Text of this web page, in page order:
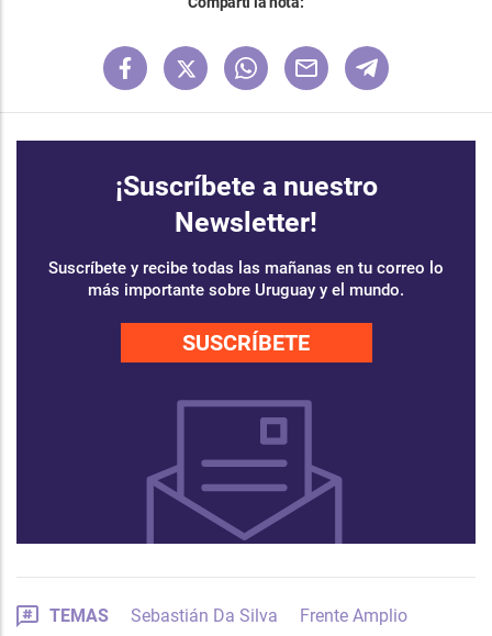
¡Suscríbete a nuestro
Newsletter!
Suscríbete y recibe todas las mañanas en tu correo lo
más importante sobre Uruguay y el mundo.
SUSCRÍBETE
TEMAS Sebastián Da Silva
Frente Amplio